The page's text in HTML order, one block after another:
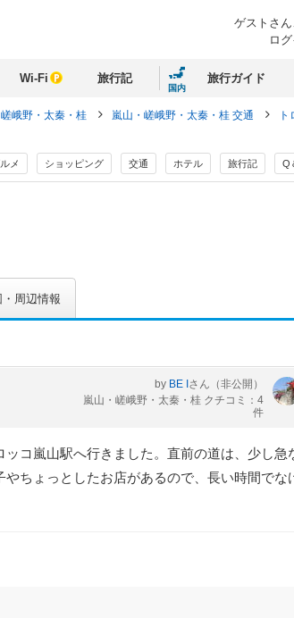
ゲストさん
ロ
Wi-Fi 旅行記
国内
旅行ガイド
峨野・太秦・桂 嵐山・嵯峨野・太秦・桂 交通
メ ショッピング 交通 ホテル 旅行記 Q
・周辺情報
by BE Iさん （非公開）
嵐山・嵯峨野・太秦・桂 クチコミ：4
件
コ嵐山駅へ行きました。直前の道は、少し急
ちょっとしたお店があるので、長い時間でな